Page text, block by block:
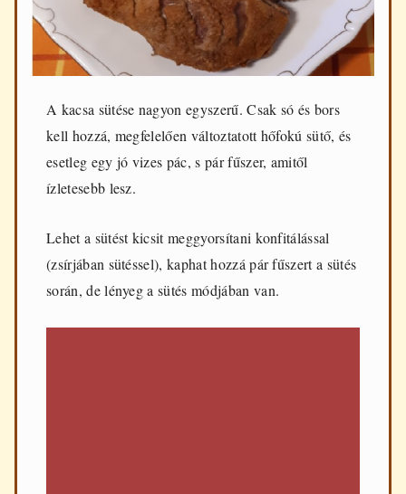
A kacsa sütése nagyon egyszerű. Csak só és bors
kell hozzá, megfelelően változtatott hőfokú sütő, és
esetleg egy jó vizes pác, s pár fűszer, amitől
ízletesebb lesz.
Lehet a sütést kicsit meggyorsítani konfitálással
(zsírjában sütéssel), kaphat hozzá pár fűszert a sütés
során, de lényeg a sütés módjában van.